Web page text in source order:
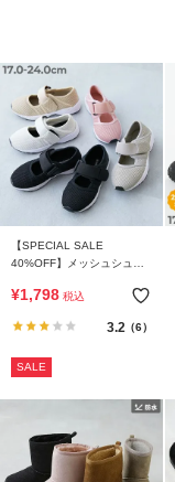
【SPECIAL SALE
40%OFF】メッシュシュー
¥1,798 税込
3.2 （6）
SALE